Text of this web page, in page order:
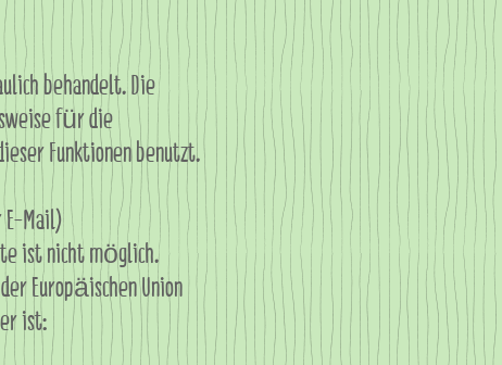
behandelt. Die
für die
Funktionen benutzt.
Mail)
ist nicht möglich.
Europäischen Union
ist: